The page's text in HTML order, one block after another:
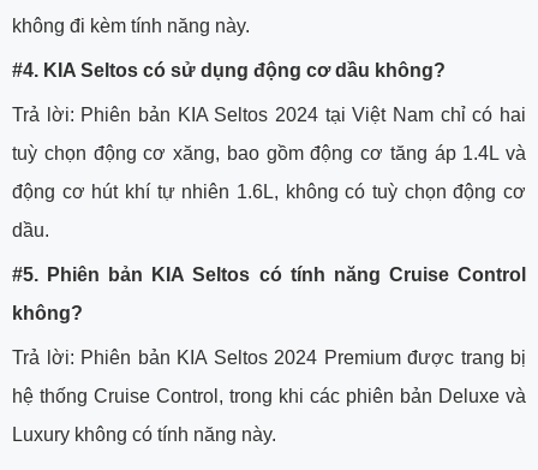
không đi kèm tính năng này.
#4. KIA Seltos có sử dụng động cơ dầu không?
Trả lời: Phiên bản KIA Seltos 2024 tại Việt Nam chỉ có hai
tuỳ chọn động cơ xăng, bao gồm động cơ tăng áp 1.4L và
động cơ hút khí tự nhiên 1.6L, không có tuỳ chọn động cơ
dầu.
#5. Phiên bản KIA Seltos có tính năng Cruise Control
không?
Trả lời: Phiên bản KIA Seltos 2024 Premium được trang bị
hệ thống Cruise Control, trong khi các phiên bản Deluxe và
Luxury không có tính năng này.